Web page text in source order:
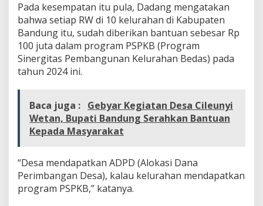
Pada kesempatan itu pula, Dadang mengatakan
bahwa setiap RW di 10 kelurahan di Kabupaten
Bandung itu, sudah diberikan bantuan sebesar Rp
100 juta dalam program PSPKB (Program
Sinergitas Pembangunan Kelurahan Bedas) pada
tahun 2024 ini.
Baca juga : Gebyar Kegiatan Desa Cileunyi
Wetan, Bupati Bandung Serahkan Bantuan
Kepada Masyarakat
“Desa mendapatkan ADPD (Alokasi Dana
Perimbangan Desa), kalau kelurahan mendapatkan
program PSPKB,” katanya.